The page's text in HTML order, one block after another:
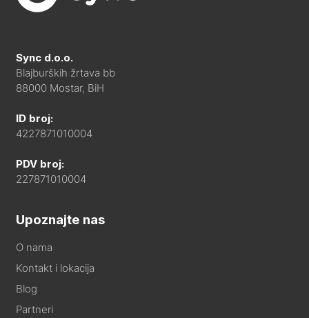
Sync d.o.o.
Blajburških žrtava bb
88000 Mostar, BiH
ID broj:
4227871010004
PDV broj:
227871010004
Upoznajte nas
O nama
Kontakt i lokacija
Blog
Partneri